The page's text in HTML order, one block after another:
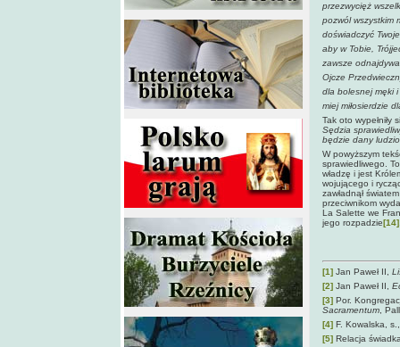
przezwycięż
pozwól wszystkim
doświadczyć
aby w Tobie,
zawsze
Ojcze
dla bolesnej męki
miej miłosierdzie
Tak oto
Sędzia
będzie dany
W powyższym
sprawiedliwego.
władzę i jest
wojującego i
zawładnął
przeciwnikom
La Salette we
jego rozpadzie[14]
[1] Jan Paweł II,
[2] Jan Paweł II,
[3] Por.
Sacramentum,
[4] F. Kowalska,
[5] Relacja